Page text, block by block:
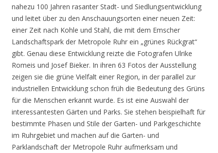
nahezu 100 Jahren rasanter Stadt- und Siedlungsentwicklung
und leitet über zu den Anschauungsorten einer neuen Zeit:
einer Zeit nach Kohle und Stahl, die mit dem Emscher
Landschaftspark der Metropole Ruhr ein „grünes Rückgrat“
gibt. Genau diese Entwicklung reizte die Fotografen Ulrike
Romeis und Josef Bieker. In ihren 63 Fotos der Ausstellung
zeigen sie die grüne Vielfalt einer Region, in der parallel zur
industriellen Entwicklung schon früh die Bedeutung des Grüns
für die Menschen erkannt wurde. Es ist eine Auswahl der
interessantesten Gärten und Parks. Sie stehen beispielhaft für
bestimmte Phasen und Stile der Garten- und Parkgeschichte
im Ruhrgebiet und machen auf die Garten- und
Parklandschaft der Metropole Ruhr aufmerksam und